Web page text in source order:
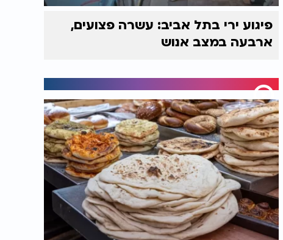
פיגוע ירי בתל אביב: עשרה פצועים,
ארבעה במצב אנוש